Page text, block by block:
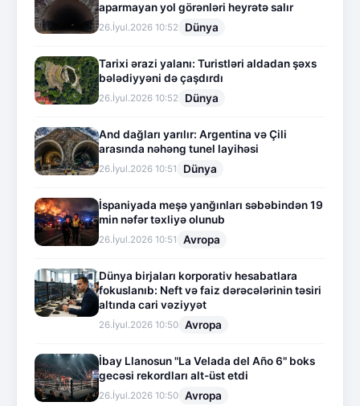
aparmayan yol görənləri heyrətə salır
26.İyul.2026 10:52 Dünya
Tarixi ərazi yalanı: Turistləri aldadan şəxs
bələdiyyəni də çaşdırdı
26.İyul.2026 10:52 Dünya
And dağları yarılır: Argentina və Çili
arasında nəhəng tunel layihəsi
26.İyul.2026 10:51 Dünya
İspaniyada meşə yanğınları səbəbindən 19
min nəfər təxliyə olunub
26.İyul.2026 10:51 Avropa
Dünya birjaları korporativ hesabatlara
fokuslanıb: Neft və faiz dərəcələrinin təsiri
altında cari vəziyyət
26.İyul.2026 10:50 Avropa
İbay Llanosun "La Velada del Año 6" boks
gecəsi rekordları alt-üst etdi
26.İyul.2026 10:50 Avropa